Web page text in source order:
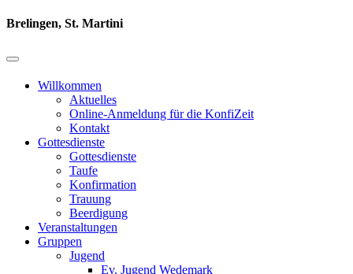
Brelingen, St. Martini
Willkommen
Aktuelles
Online-Anmeldung für die KonfiZeit
Kontakt
Gottesdienste
Gottesdienste
Taufe
Konfirmation
Trauung
Beerdigung
Veranstaltungen
Gruppen
Jugend
Ev. Jugend Wedemark